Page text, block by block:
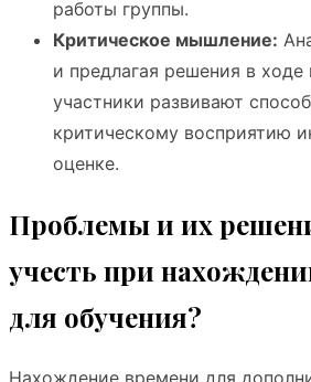
работы группы.
Критическое мышление:
и предлагая решения в
участники развивают
критическому восприятию
оценке.
Проблемы и их
учесть при
для обучения?
Нахождение времени для